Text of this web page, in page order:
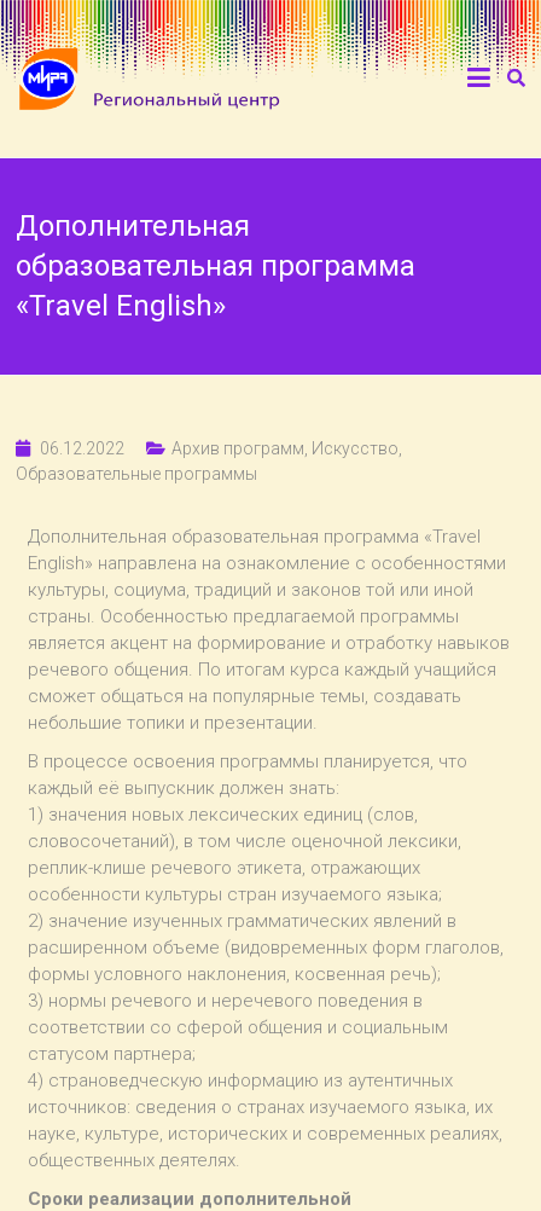
Дополнительная
образовательная программа
«Travel English»
06.12.2022 Архив программ Искусство
Образовательные программы
Дополнительная образовательная программа «Travel
English» направлена на ознакомление с особенностями
культуры, социума, традиций и законов той или иной
страны. Особенностью предлагаемой программы
является акцент на формирование и отработку навыков
речевого общения. По итогам курса каждый учащийся
сможет общаться на популярные темы, создавать
небольшие топики и презентации.
В процессе освоения программы планируется, что
каждый её выпускник должен знать:
1) значения новых лексических единиц (слов,
словосочетаний), в том числе оценочной лексики,
реплик-клише речевого этикета, отражающих
особенности культуры стран изучаемого языка;
2) значение изученных грамматических явлений в
расширенном объеме (видовременных форм глаголов,
формы условного наклонения, косвенная речь);
3) нормы речевого и неречевого поведения в
соответствии со сферой общения и социальным
статусом партнера;
4) страноведческую информацию из аутентичных
источников: сведения о странах изучаемого языка, их
науке, культуре, исторических и современных реалиях,
общественных деятелях.
Сроки реализации дополнительной